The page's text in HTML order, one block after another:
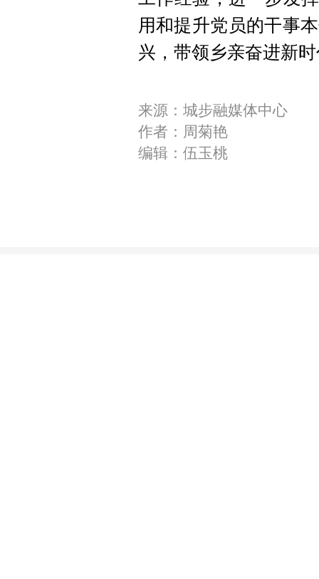
用和提升党员的干事
兴，带领乡亲奋进新
来源：城步融媒体中心
作者：周菊艳
编辑：伍玉桃